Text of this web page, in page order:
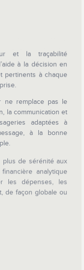
management, notre
nos techniques, un
C’est ce que nous
et la traçabilité
à la décision en
pertinents à chaque
ne remplace pas le
la communication et
adaptées à
à la bonne
plus de sérénité aux
analytique
les dépenses, les
de façon globale ou